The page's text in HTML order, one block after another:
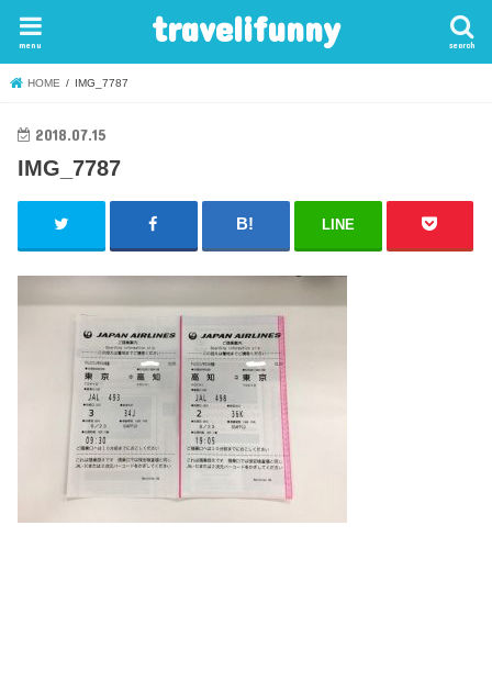
travelifunny search
menu
HOME IMG_7787
2018.07.15
IMG_7787
LINE